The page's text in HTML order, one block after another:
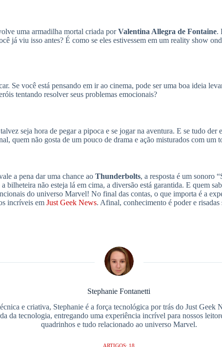
uma armadilha mortal criada porValentina Allegra de Fontaine.
já viu isso antes? É como se eles estivessem em um reality show
Se você está pensando em ir ao cinema, pode ser uma boa ideia
tentando resolver seus problemas emocionais?
seja hora de pegar a pipoca e se jogar na aventura. E se tudo
quem não gosta de um pouco de drama e ação misturados com um
a pena dar uma chance ao Thunderbolts, a resposta é um sonoro
bilheteira não esteja lá em cima, a diversão está garantida. E quem
do universo Marvel! No final das contas, o que importa é a
incríveis em Just Geek News. Afinal, conhecimento é poder e risadas
Stephanie Fontanetti
e criativa, Stephanie é a força tecnológica por trás do Just Geek
da tecnologia, entregando uma experiência incrível para nossos
quadrinhos e tudo relacionado ao universo Marvel.
ARTIGOS: 18